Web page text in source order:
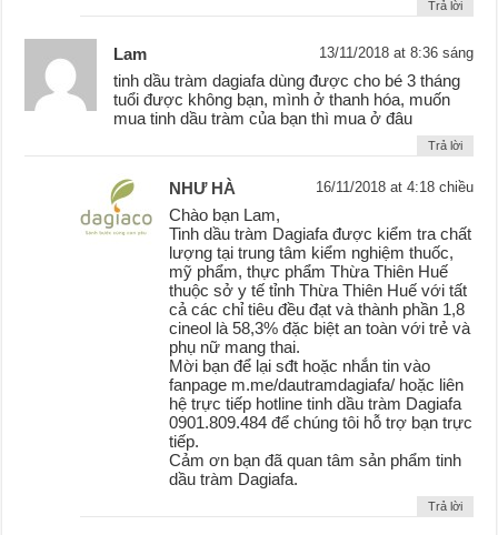
Trả lời
Lam 13/11/2018 at 8:36 sáng
tinh dầu tràm dagiafa dùng được cho bé 3 tháng
tuổi được không bạn, mình ở thanh hóa, muốn
mua tinh dầu tràm của bạn thì mua ở đâu
Trả lời
NHƯ HÀ 16/11/2018 at 4:18 chiều
Chào bạn Lam,
Tinh dầu tràm Dagiafa được kiểm tra chất
lượng tại trung tâm kiểm nghiệm thuốc,
mỹ phẩm, thực phẩm Thừa Thiên Huế
thuộc sở y tế tỉnh Thừa Thiên Huế với tất
cả các chỉ tiêu đều đạt và thành phần 1,8
cineol là 58,3% đặc biệt an toàn với trẻ và
phụ nữ mang thai.
Mời bạn để lại sđt hoặc nhắn tin vào
fanpage m.me/dautramdagiafa/ hoặc liên
hệ trực tiếp hotline tinh dầu tràm Dagiafa
0901.809.484 để chúng tôi hỗ trợ bạn trực
tiếp.
Cảm ơn bạn đã quan tâm sản phẩm tinh
dầu tràm Dagiafa.
Trả lời